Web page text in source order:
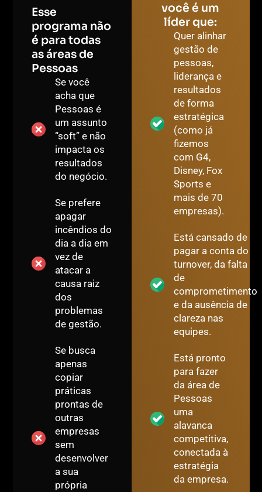
Esse
programa não
é para todas
as áreas de
Pessoas
Se você
acha que
Pessoas é
um assunto
“soft” e não
impacta os
resultados
do negócio.
Se prefere
apagar
incêndios do
dia a dia em
vez de
atacar a
causa raiz
dos
problemas
de gestão.
Se busca
apenas
copiar
práticas
prontas de
outras
empresas
sem
desenvolver
a sua
própria
você é um
líder que:
Quer alinhar
gestão de
pessoas,
liderança e
resultados
de forma
estratégica
(como já
fizemos
com G4,
Disney, Fox
Sports e
mais de 70
empresas).
Está cansado de
pagar a conta do
turnover, da falta
de
comprometimento
e da ausência de
clareza nas
equipes.
Está pronto
para fazer
da área de
Pessoas
uma
alavanca
competitiva,
conectada à
estratégia
da empresa.